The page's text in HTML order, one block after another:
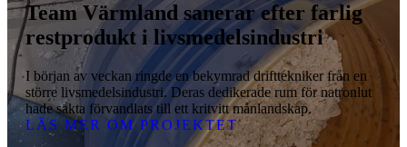
Team Värmland sanerar efter farlig
restprodukt i livsmedelsindustri
I början av veckan ringde en bekymrad drifttekniker från en
större livsmedelsindustri. Deras dedikerade rum för natronlut
hade sakta förvandlats till ett kritvitt månlandskap.
LÄS MER OM PROJEKTET